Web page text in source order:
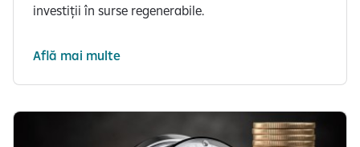
investiții în surse regenerabile.
Află mai multe